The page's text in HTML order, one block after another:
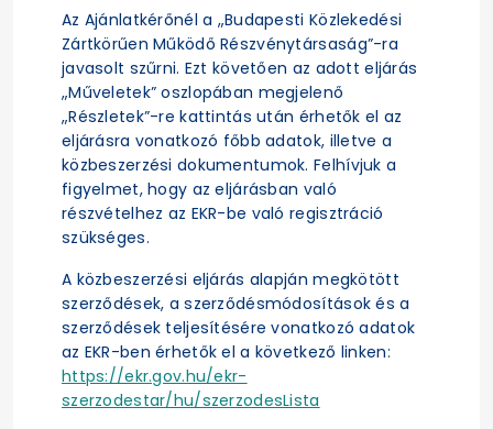
Az Ajánlatkérőnél a „Budapesti Közlekedési
Zártkörűen Működő Részvénytársaság”-ra
javasolt szűrni. Ezt követően az adott eljárás
„Műveletek” oszlopában megjelenő
„Részletek”-re kattintás után érhetők el az
eljárásra vonatkozó főbb adatok, illetve a
közbeszerzési dokumentumok. Felhívjuk a
figyelmet, hogy az eljárásban való
részvételhez az EKR-be való regisztráció
szükséges.
A közbeszerzési eljárás alapján megkötött
szerződések, a szerződésmódosítások és a
szerződések teljesítésére vonatkozó adatok
az EKR-ben érhetők el a következő linken:
https://ekr.gov.hu/ekr-
szerzodestar/hu/szerzodesLista